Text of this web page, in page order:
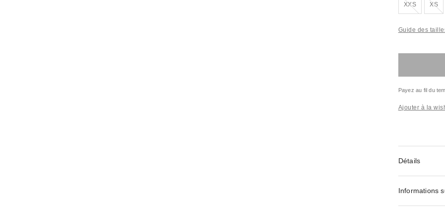
XXS
En rupture de stock ! XS
En rupture de stock !
Guide des
Payez au fil du
Ajouter à la
Détails
Informations